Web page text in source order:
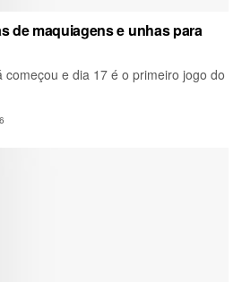
de maquiagens e unhas para
e dia 17 é o primeiro jogo do